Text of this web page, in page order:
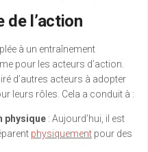
de l’action
à un entraînement
pour les acteurs d’action.
d’autres acteurs à adopter
leurs rôles. Cela a conduit à :
physique : Aujourd’hui, il est
physiquement pour des